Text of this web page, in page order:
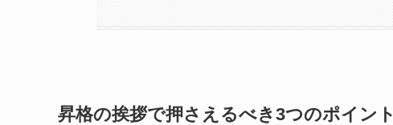
昇格の挨拶で押さえるべき3つのポイント